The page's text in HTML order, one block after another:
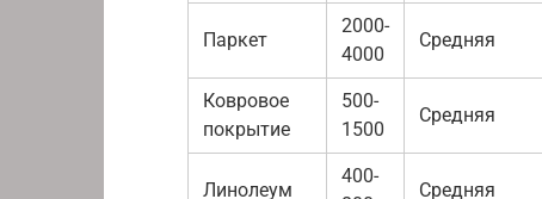
Паркет
2000-
4000
Средняя
Ковровое
покрытие
500-
1500
Средняя
Линолеум
400-
Средняя